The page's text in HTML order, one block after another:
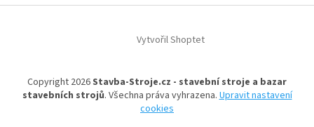
í
v
k
y
v
v
n
í
Vytvořil Shoptet
Copyright 2026Stavba-Stroje.cz - stavební stroje a bazar
stavebních strojů. Všechna práva vyhrazena. Upravit nastavení
cookies